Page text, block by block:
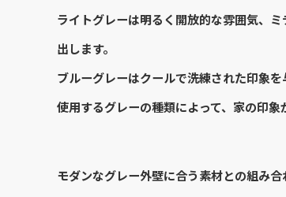
ライトグレーは明るく開放的な雰囲気、
出します。
ブルーグレーはクールで洗練された印象
使用するグレーの種類によって、家の印象
モダンなグレー外壁に合う素材との組み合